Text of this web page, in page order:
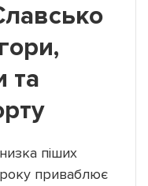
та
піших
приваблює